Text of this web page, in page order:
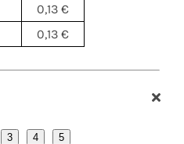
0,13 €
0,13 €
3 4 5